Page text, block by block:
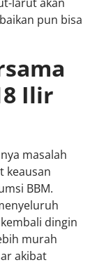
pun bisa
Ilir
masalah
keausan
BBM.
dingin
murah
akibat